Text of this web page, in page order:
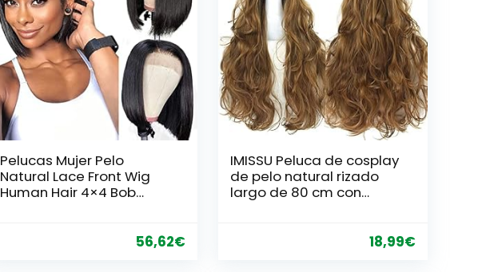
Pelucas Mujer Pelo
Natural Lace Front Wig
Human Hair 4×4 Bob
56,62€
IMISSU Peluca de cosplay
de pelo natural rizado
largo de 80 cm con
Halloween coloridas para
18,99€